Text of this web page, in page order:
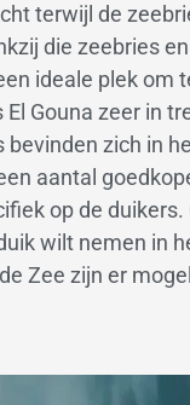
terwijl de
die zeebries
ideale plek om
El Gouna zeer in
bevinden zich in
aantal
op de duikers.
wilt nemen in
Zee zijn er